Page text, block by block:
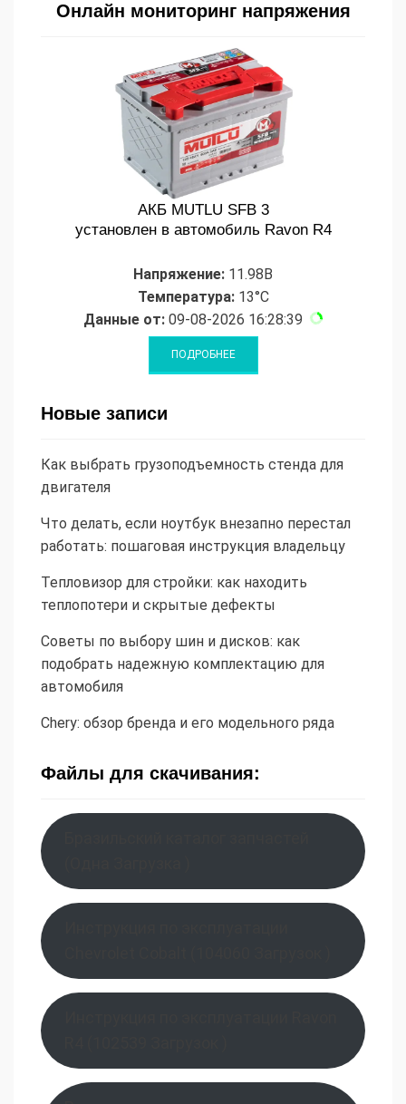
Онлайн мониторинг напряжения
АКБ MUTLU SFB 3
установлен в автомобиль Ravon R4
Напряжение: 11.98В
Температура:13°C
Данные от: 09-08-2026 16:28:39
Новые записи
Как выбрать грузоподъемность стенда для
двигателя
Что делать, если ноутбук внезапно перестал
работать: пошаговая инструкция владельцу
Тепловизор для стройки: как находить
теплопотери и скрытые дефекты
Советы по выбору шин и дисков: как
подобрать надежную комплектацию для
автомобиля
Chery: обзор бренда и его модельного ряда
Файлы для скачивания: